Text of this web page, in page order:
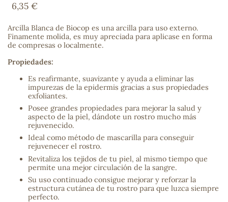
6,35 €
Arcilla Blanca de Biocop es una arcilla para uso externo.
Finamente molida, es muy apreciada para aplicase en forma
de compresas o localmente.
Propiedades:
Es reafirmante, suavizante y ayuda a eliminar las
impurezas de la epidermis gracias a sus propiedades
exfoliantes.
Posee grandes propiedades para mejorar la salud y
aspecto de la piel, dándote un rostro mucho más
rejuvenecido.
Ideal como método de mascarilla para conseguir
rejuvenecer el rostro.
Revitaliza los tejidos de tu piel, al mismo tiempo que
permite una mejor circulación de la sangre.
Su uso continuado consigue mejorar y reforzar la
estructura cutánea de tu rostro para que luzca siempre
perfecto.